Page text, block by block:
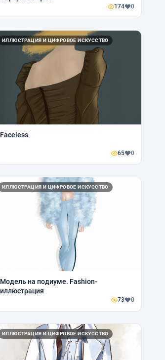
174 0
ИЛЛЮСТРАЦИЯ И ЦИФРОВОЕ ИСКУССТВО
Faceless
65 0
ИЛЛЮСТРАЦИЯ И ЦИФРОВОЕ ИСКУССТВО
Модель на подиуме. Fashion-
иллюстрация
73 0
ИЛЛЮСТРАЦИЯ И ЦИФРОВОЕ ИСКУССТВО